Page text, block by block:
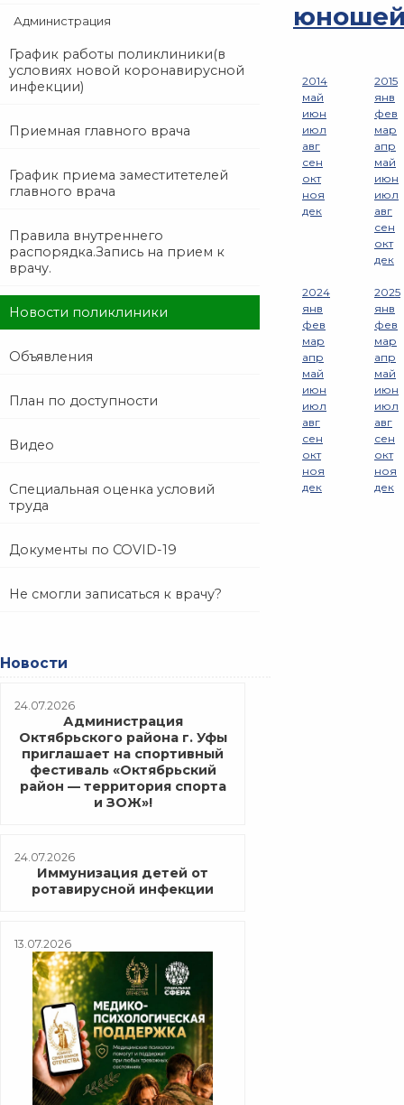
Администрация
График работы поликлиники(в
условиях новой коронавирусной
инфекции)
Приемная главного врача
График приема заместитетелей
главного врача
Правила внутреннего
распорядка.Запись на прием к
врачу.
Новости поликлиники
Объявления
План по доступности
Видео
Специальная оценка условий
труда
Документы по COVID-19
Не смогли записаться к врачу?
Новости
24.07.2026
Администрация
Октябрьского района г. Уфы
приглашает на спортивный
фестиваль «Октябрьский
район — территория спорта
и ЗОЖ»!
24.07.2026
Иммунизация детей от
ротавирусной инфекции
13.07.2026
юношей
2014
май
июн
июл
авг
сен
окт
ноя
дек
2015
янв
фев
мар
апр
май
июн
июл
авг
сен
окт
дек
2024
янв
фев
мар
апр
май
июн
июл
авг
сен
окт
ноя
дек
2025
янв
фев
мар
апр
май
июн
июл
авг
сен
окт
ноя
дек